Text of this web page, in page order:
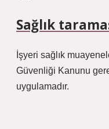
Sağlık
İşyeri sağlık
Güvenliği Kanunu
uygulamadır.